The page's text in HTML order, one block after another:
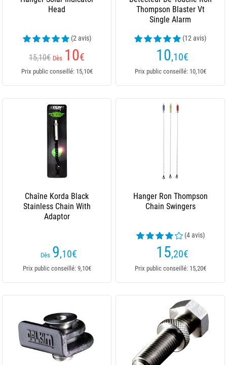
Head
(2 avis)
15,10€ Dès 10€
Prix public conseillé: 15,10€
Thompson Blaster Vt
Single Alarm
(12 avis)
10,10€
Prix public conseillé: 10,10€
Chaîne Korda Black
Stainless Chain With
Adaptor
Dès 9,10€
Prix public conseillé: 9,10€
Hanger Ron Thompson
Chain Swingers
(4 avis)
15,20€
Prix public conseillé: 15,20€